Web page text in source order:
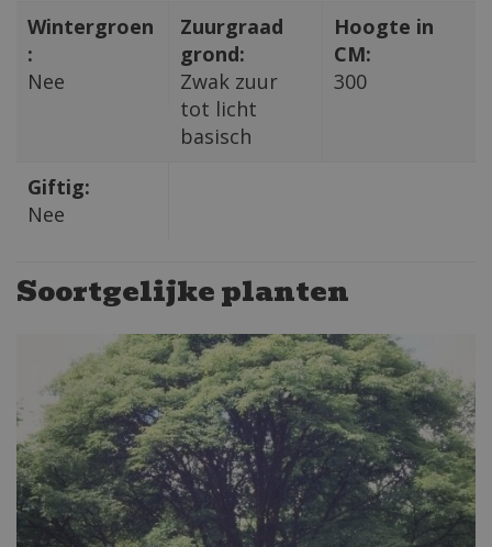
Wintergroen
:
Nee
Zuurgraad
grond:
Zwak zuur
tot licht
basisch
Hoogte in
CM:
300
Giftig:
Nee
Soortgelijke planten